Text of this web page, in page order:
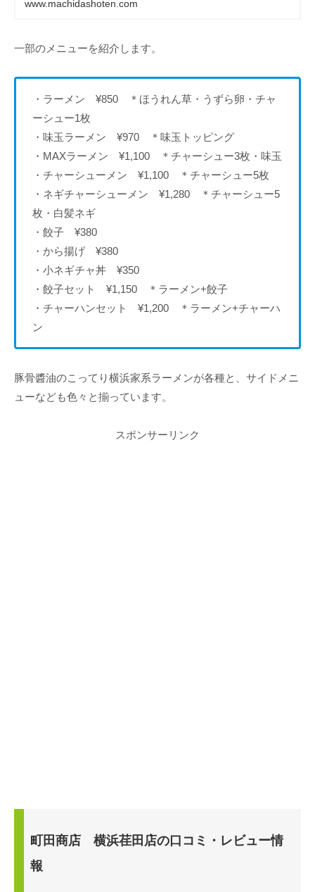
www.machidashoten.com
一部のメニューを紹介します。
・ラーメン ¥850 ＊ほうれん草・うずら卵・チャ
ーシュー1枚
・味玉ラーメン ¥970 ＊味玉トッピング
・MAXラーメン ¥1,100 ＊チャーシュー3枚・味玉
・チャーシューメン ¥1,100 ＊チャーシュー5枚
・ネギチャーシューメン ¥1,280 ＊チャーシュー5
枚・白髪ネギ
・餃子 ¥380
・から揚げ ¥380
・小ネギチャ丼 ¥350
・餃子セット ¥1,150 ＊ラーメン+餃子
・チャーハンセット ¥1,200 ＊ラーメン+チャーハ
ン
豚骨醬油のこってり横浜家系ラーメンが各種と、サイドメニ
ューなども色々と揃っています。
スポンサーリンク
町田商店 横浜荏田店の口コミ・レビュー情
報